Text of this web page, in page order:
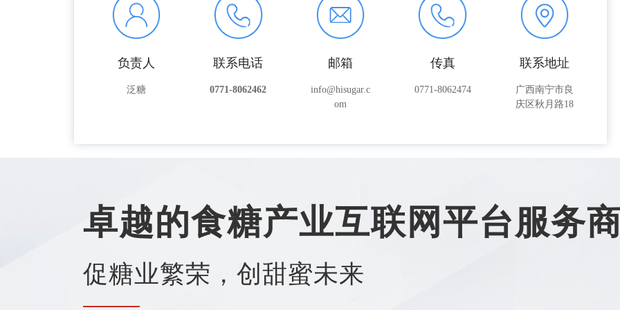
负责人
泛糖
联系电话
0771-8062462
邮箱
info@hisugar.c
om
传真
0771-8062474
联系地址
广西南宁市良
庆区秋月路18
卓越的食糖产业互联网平台服务
促糖业繁荣，创甜蜜未来